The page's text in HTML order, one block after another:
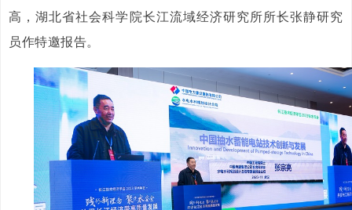
高，湖北省社会科学院长江流域经济研究所所长张静研究
员作特邀报告。